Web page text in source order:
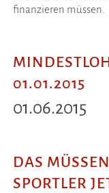
finanzieren müssen.
01.01.2015
01.06.2015
DAS
SPORTLER